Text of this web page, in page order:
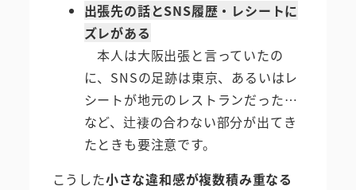
出張先の話とSNS履歴・レシートに
ズレがある
本人は大阪出張と言っていたの
に、SNSの足跡は東京、あるいはレ
シートが地元のレストランだった…
など、辻褄の合わない部分が出てき
たときも要注意です。
こうした小さな違和感が複数積み重なる